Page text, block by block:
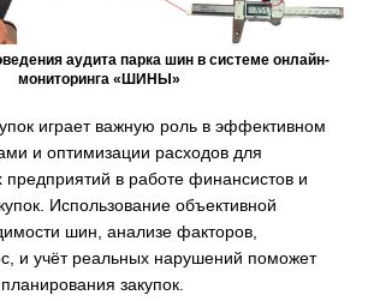
аудита парка шин в системе онлайн-
мониторинга «ШИНЫ»
играет важную роль в эффективном
и оптимизации расходов для
в работе финансистов и
Использование объективной
шин, анализе факторов,
и учёт реальных нарушений поможет
закупок.